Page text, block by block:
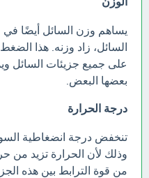
يساهم وزن السائل أيضًا
السائل، زاد وزنه. هذا
على جميع جزيئات السائل
بعضها البعض.
درجة الحرارة
تنخفض درجة انضغاطية
وذلك لأن الحرارة تزيد من
من قوة الترابط بين هذه